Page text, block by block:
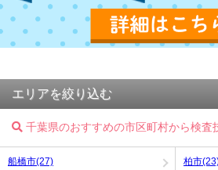
エリアを絞り込む
千葉県のおすすめの市区町村から検査
船橋市(27) 柏市